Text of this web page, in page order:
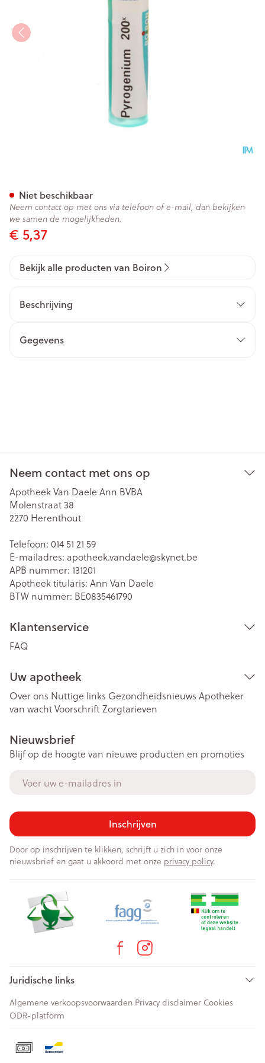
€ 5,37
Niet beschikbaar
Neem contact op met ons via telefoon of e-mail, dan bekijken
we samen de mogelijkheden.
Bekijk alle producten van Boiron
Beschrijving
Gegevens
Neem contact met ons op
Apotheek Van Daele Ann BVBA
Molenstraat 38
2270 Herenthout
Telefoon: 014 51 21 59
E-mailadres: apotheek.vandaele@skynet.be
APB nummer: 131201
Apotheek titularis: Ann Van Daele
BTW nummer: BE0835461790
Klantenservice
FAQ
Uw apotheek
Over ons Nuttige links Gezondheidsnieuws Apotheker
van wachtVoorschriftZorgtarieven
Nieuwsbrief
Blijf op de hoogte van nieuwe producten en promoties
Inschrijven
Door op inschrijven te klikken, schrijft u zich in voor onze
nieuwsbrief en gaat u akkoord met onze privacy policy.
Juridische links
Algemene verkoopsvoorwaarden Privacy disclaimer Cookies
ODR-platform